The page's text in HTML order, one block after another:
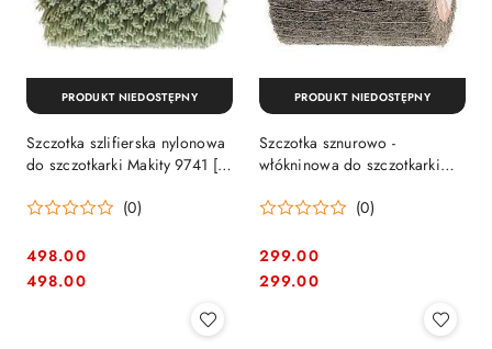
Szczotka szlifierska nylonowa
do szczotkarki Makity 9741 [P-
(0)
Cena:
498.00
Cena:
498.00
PRODUKT NIEDOSTĘPNY
Szczotka sznurowo -
włókninowa do szczotkarki
(0)
Cena:
299.00
Cena:
299.00
PRODUKT NIEDOSTĘPNY